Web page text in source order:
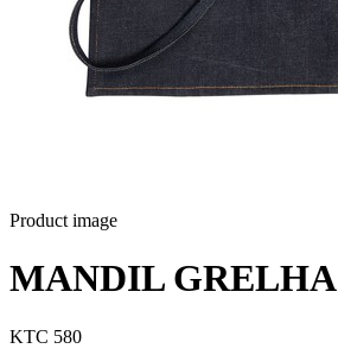
Product image
MANDIL GRELHA
KTC 580